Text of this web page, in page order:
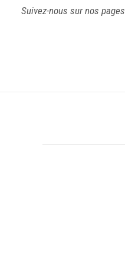
Suivez-nous sur nos pages